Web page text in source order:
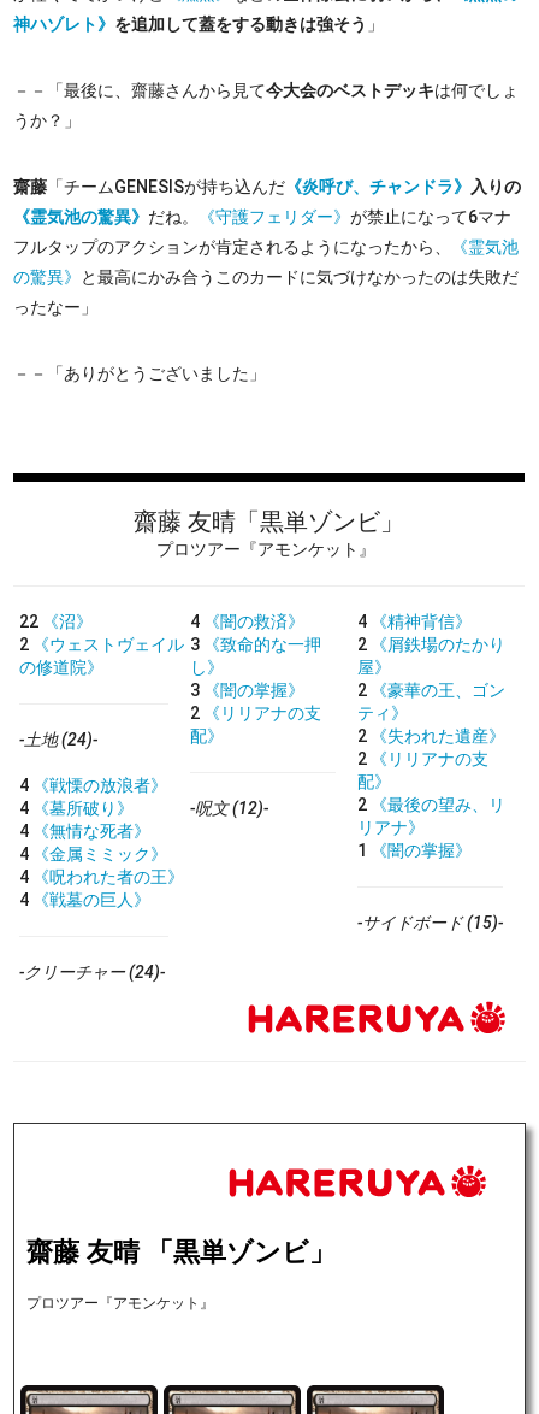
神ハゾレト》 を追加して蓋をする動きは強そう 」
－－「最後に、齋藤さんから見て今大会のベストデッキは何でしょ
うか？」
齋藤 「チームGENESISが持ち込んだ 《炎呼び、チャンドラ》
入りの
《霊気池の驚異》 だね。 《守護フェリダー》が禁止になって6マナ
フルタップのアクションが肯定されるようになったから、
《霊気池
の驚異》
と最高にかみ合うこのカードに気づけなかったのは失敗だ
ったなー」
－－「ありがとうございました」
齋藤 友晴 「黒単ゾンビ」
プロツアー『アモンケット』
22
《沼》
2
《ウェストヴェイル
の修道院》
-土地 (24)-
4
《戦慄の放浪者》
4
《墓所破り》
4
《無情な死者》
4
《金属ミミック》
4
《呪われた者の王》
4
《戦墓の巨人》
-クリーチャー (24)-
4
《闇の救済》
3
《致命的な一押
し》
3
《闇の掌握》
2
《リリアナの支
配》
-呪文 (12)-
4
《精神背信》
2
《屑鉄場のたかり
屋》
2
《豪華の王、ゴン
ティ》
2
《失われた遺産》
2
《リリアナの支
配》
2
《最後の望み、リ
リアナ》
1
《闇の掌握》
-サイドボード (15)-
齋藤 友晴 「黒単ゾンビ」
プロツアー『アモンケット』